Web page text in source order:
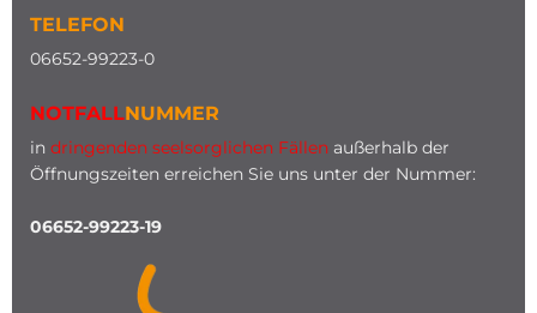
TELEFON
06652-99223-0
NOTFALLNUMMER
in dringenden seelsorglichen Fällen außerhalb der
Öffnungszeiten erreichen Sie uns unter der Nummer:
06652-99223-19